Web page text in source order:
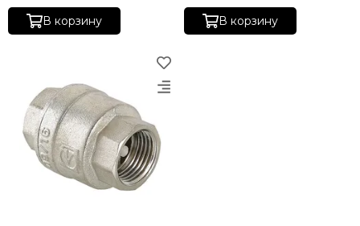
В корзину
В корзину